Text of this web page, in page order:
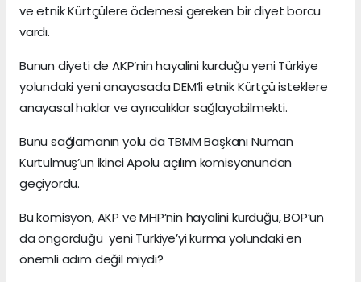
ve etnik Kürtçülere ödemesi gereken bir diyet borcu
vardı.
Bunun diyeti de AKP’nin hayalini kurduğu yeni Türkiye
yolundaki yeni anayasada DEM’li etnik Kürtçü isteklere
anayasal haklar ve ayrıcalıklar sağlayabilmekti.
Bunu sağlamanın yolu da TBMM Başkanı Numan
Kurtulmuş’un ikinci Apolu açılım komisyonundan
geçiyordu.
Bu komisyon, AKP ve MHP’nin hayalini kurduğu, BOP’un
da öngördüğü yeni Türkiye’yi kurma yolundaki en
önemli adım değil miydi?